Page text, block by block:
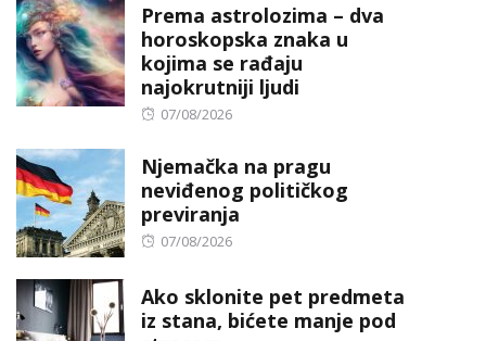
Prema astrolozima – dva
horoskopska znaka u
kojima se rađaju
najokrutniji ljudi
Posted
07/08/2026
Njemačka na pragu
neviđenog političkog
previranja
Posted
07/08/2026
Ako sklonite pet predmeta
iz stana, bićete manje pod